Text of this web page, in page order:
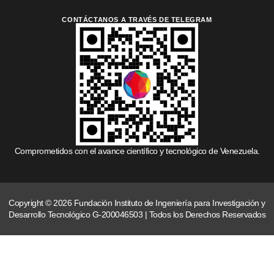
CONTÁCTANOS A TRAVÉS DE TELEGRAM
Comprometidos con el avance científico y tecnológico de Venezuela.
Copyright © 2026 Fundación Instituto de Ingeniería para Investigación y
Desarrollo Tecnológico G-200046503 | Todos los Derechos Reservados